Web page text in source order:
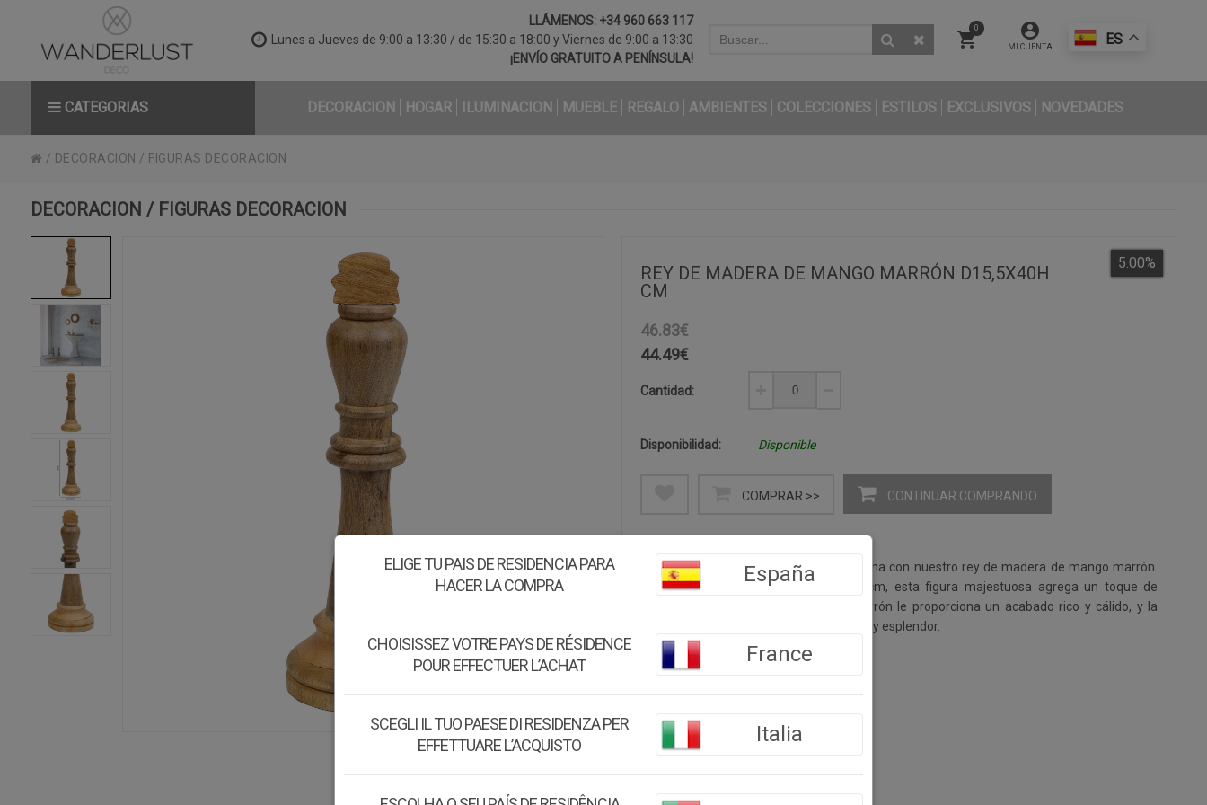
LLÁMENOS: +34 960 663 117
Lunes a Jueves de 9:00 a 13:30 / de 15:30 a 18:00 y Viernes de 9:00 a 13:30
¡ENVÍO GRATUITO A PENÍNSULA!
ES
MI CUENTA
0
CATEGORIAS DECORACION HOGAR ILUMINACION MUEBLE REGALO AMBIENTES COLECCIONES ESTILOS EXCLUSIVOS NOVEDADES
/ DECORACION / FIGURAS DECORACION
DECORACION / FIGURAS DECORACION
REY DE MADERA DE MANGO MARRÓN D15,5X40H
CM
46.83€
5.00%
44.49€
Cantidad:
Disponibilidad: Disponible
COMPRAR >> CONTINUAR COMPRANDO
Complementa la presencia real de la reina con nuestro rey de madera de mango marrón.
Con unas dimensiones de D15.5x40h cm, esta figura majestuosa agrega un toque de
nobleza a tu decoración. El mango marrón le proporciona un acabado rico y cálido, y la
figura del rey aporta un aire de autoridad y esplendor.
Medidas:
Viene montado
Color: Marrón
ELIGE TU PAIS DE RESIDENCIA PARA
HACER LA COMPRA
España
CHOISISSEZ VOTRE PAYS DE RÉSIDENCE
POUR EFFECTUER L’ACHAT
France
SCEGLI IL TUO PAESE DI RESIDENZA PER
EFFETTUARE L’ACQUISTO
Italia